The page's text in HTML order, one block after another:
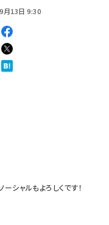
月13日 9:30
シャルもよろしくです！